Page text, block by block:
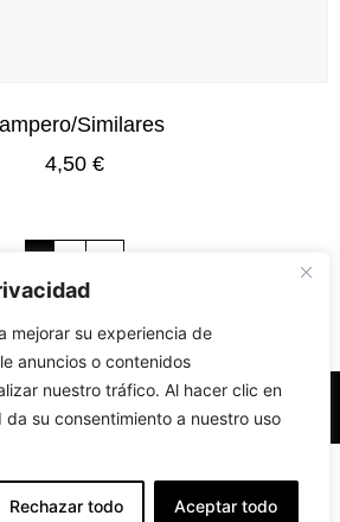
mejorar su experiencia de
anuncios o contenidos
nuestro tráfico. Al hacer clic en
da su consentimiento a nuestro uso
Rechazar todo Aceptar todo
Similares
4,50 €
1